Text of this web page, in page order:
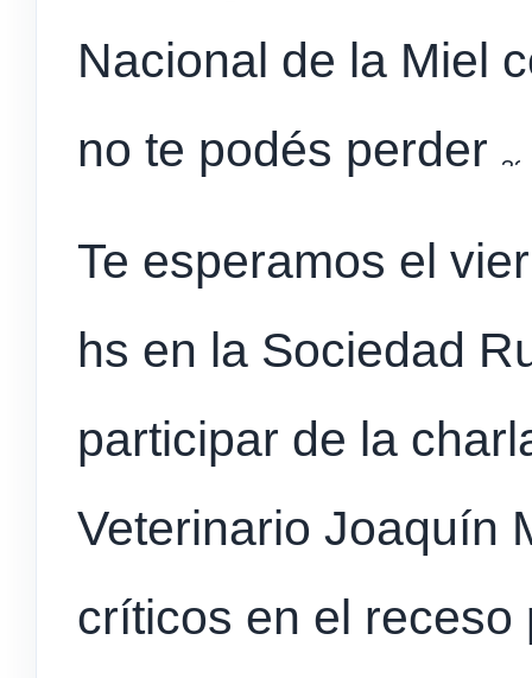
Nacional de la Miel
no te podés perder
Te esperamos el
hs en la Sociedad
participar de la
Veterinario Joaquín
críticos en el